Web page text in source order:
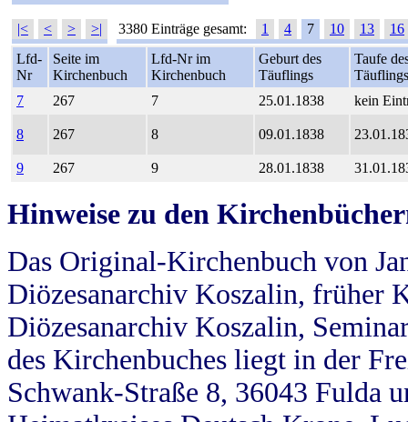
|< < > >| 3380 Einträge gesamt: 1 4 7 10 13
16
Lfd-
Nr
Seite im
Kirchenbuch
Lfd-Nr im
Kirchenbuch
Geburt des
Täuflings
Taufe
Täuflings
7
267 7 25.01.1838 kein
8 267 8 09.01.1838
9 267 9 28.01.1838
Hinweise zu den
Das Original-Kirchenbuch von
Diözesanarchiv Koszalin, früher
Diözesanarchiv Koszalin,
des Kirchenbuches liegt in der
Schwank-Straße 8, 36043 Fulda